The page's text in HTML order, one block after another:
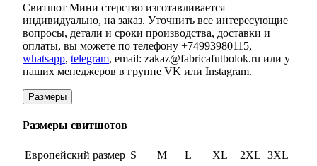
Свитшот Мини стерство изготавливается
индивидуально, на заказ. Уточнить все интересующие
вопросы, детали и сроки производства, доставки и
оплаты, вы можете по телефону +74993980115,
whatsapp, telegram, email: zakaz@fabricafutbolok.ru или у
наших менеджеров в группе VK или Instagram.
Размеры
Размеры свитшотов
Европейский размер S M L XL 2XL 3XL